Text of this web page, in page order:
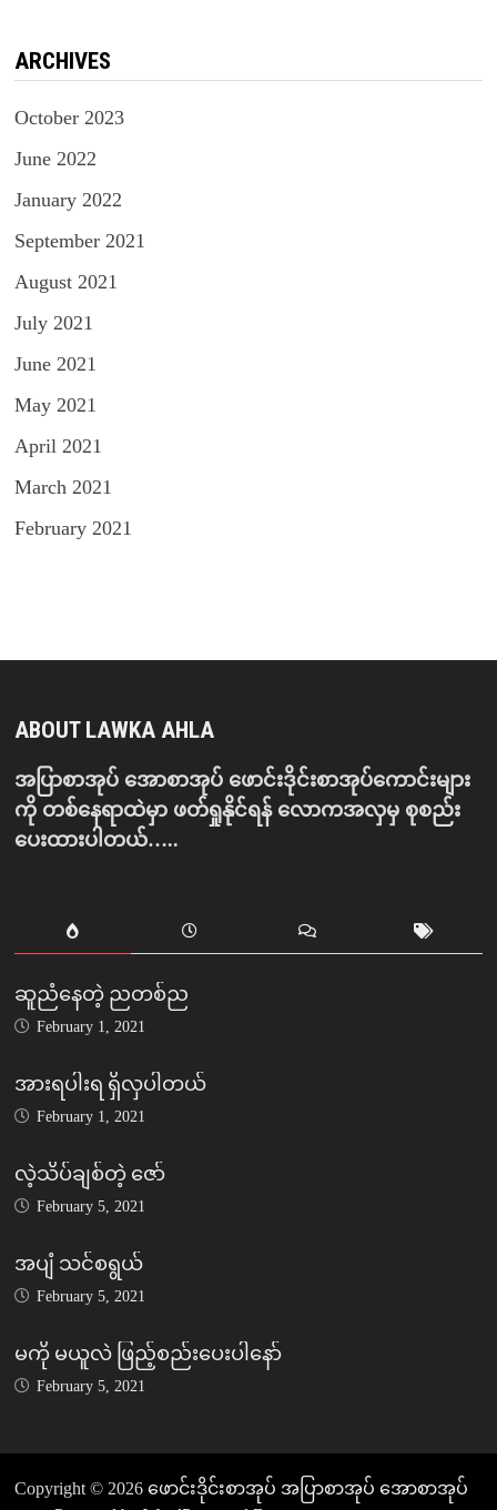
ARCHIVES
October 2023
June 2022
January 2022
September 2021
August 2021
July 2021
June 2021
May 2021
April 2021
March 2021
February 2021
ABOUT LAWKA AHLA
အပြာစာအုပ် အောစာအုပ် ဖောင်းဒိုင်းစာအုပ်ကောင်းများ
ကို တစ်နေရာထဲမှာ ဖတ်ရှုနိုင်ရန် လောကအလှမှ စုစည်း
ပေးထားပါတယ်…..
ဆူညံနေတဲ့ ညတစ်ည
February 1, 2021
အားရပါးရ ရှိလှပါတယ်
February 1, 2021
လဲ့သိပ်ချစ်တဲ့ ဇော်
February 5, 2021
အပျံ သင်စရွယ်
February 5, 2021
မကို မယူလဲ ဖြည့်စည်းပေးပါနော်
February 5, 2021
Copyright © 2026 ဖောင်းဒိုင်းစာအုပ် အပြာစာအုပ် အောစာအုပ်